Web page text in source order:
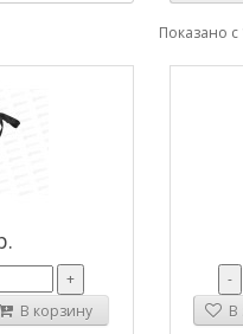
Показано с
+
В корзину
-
В